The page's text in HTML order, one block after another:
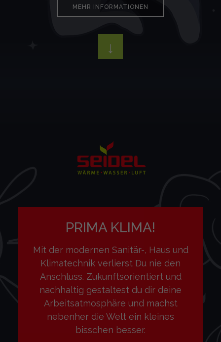
MEHR INFORMATIONEN
↓
PRIMA KLIMA!
Mit der modernen Sanitär-, Haus und
Klimatechnik verlierst Du nie den
Anschluss. Zukunftsorientiert und
nachhaltig gestaltest du dir deine
Arbeitsatmosphäre und machst
nebenher die Welt ein kleines
bisschen besser.